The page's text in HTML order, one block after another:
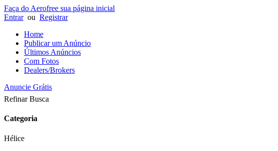
Faça do Aerofree sua página inicial
Entrarou Registrar
Home
Publicar um Anúncio
Últimos Anúncios
Com Fotos
Dealers/Brokers
Anuncie Grátis
Refinar Busca
Categoria
Hélice